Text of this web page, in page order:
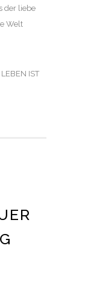
der liebe
Welt
IST